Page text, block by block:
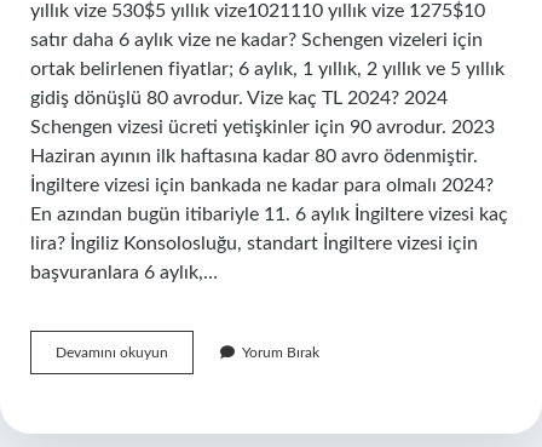
yıllık vize 530$5 yıllık vize1021110 yıllık vize 1275$10
satır daha 6 aylık vize ne kadar? Schengen vizeleri için
ortak belirlenen fiyatlar; 6 aylık, 1 yıllık, 2 yıllık ve 5 yıllık
gidiş dönüşlü 80 avrodur. Vize kaç TL 2024? 2024
Schengen vizesi ücreti yetişkinler için 90 avrodur. 2023
Haziran ayının ilk haftasına kadar 80 avro ödenmiştir.
İngiltere vizesi için bankada ne kadar para olmalı 2024?
En azından bugün itibariyle 11. 6 aylık İngiltere vizesi kaç
lira? İngiliz Konsolosluğu, standart İngiltere vizesi için
başvuranlara 6 aylık,…
Devamını okuyun
Aylık
Kaç
Yorum Bırak